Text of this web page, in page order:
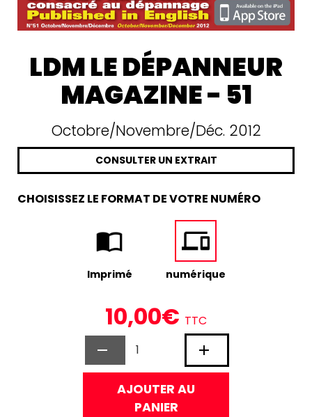
LDM LE DÉPANNEUR
MAGAZINE - 51
Octobre/Novembre/Déc. 2012
CONSULTER UN EXTRAIT
CHOISISSEZ LE FORMAT DE VOTRE NUMÉRO
Imprimé numérique
10,00€ TTC
AJOUTER AU
PANIER